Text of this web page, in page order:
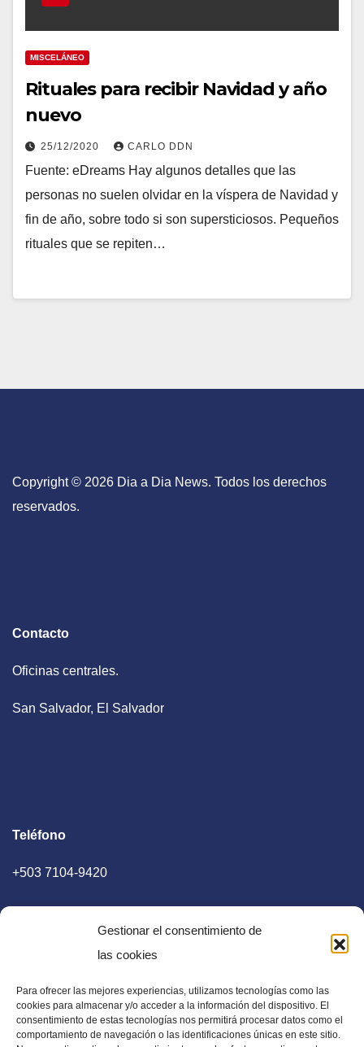
Gestionar el consentimiento de
las cookies
Para ofrecer las mejores experiencias, utilizamos tecnologías como las
cookies para almacenar y/o acceder a la información del dispositivo. El
consentimiento de estas tecnologías nos permitirá procesar datos como el
comportamiento de navegación o las identificaciones únicas en este sitio.
MISCELÁNEO
Rituales para recibir Navidad y año
nuevo
25/12/2020 CARLO DDN
Fuente: eDreams Hay algunos detalles que las
personas no suelen olvidar en la víspera de Navidad y
fin de año, sobre todo si son supersticiosos. Pequeños
rituales que se repiten…
Copyright © 2026 Dia a Dia News. Todos los derechos
reservados.
Contacto
Oficinas centrales.
San Salvador, El Salvador
Teléfono
+503 7104-9420
E-mail
diaadia.redaccion@gmail.com